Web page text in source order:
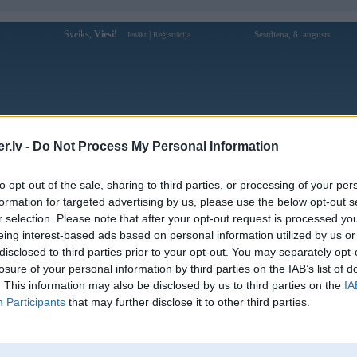
- Do Not Process My Personal Information
opt-out of the sale, sharing to third parties, or processing of your
for targeted advertising by us, please use the below opt-out
selection. Please note that after your opt-out request is processed
interest-based ads based on personal information utilized by us
to third parties prior to your opt-out. You may separately
of your personal information by third parties on the IAB’s list of
This information may also be disclosed by us to third parties on the
Participants that may further disclose it to other third parties.
Sveiks, Viesi! Ienākt Reģistrācija Sestdiena, 8. augusts
Forums Galerijas Reģistrācija Lietotāji
Lietotāja 88kbetworld profils
Lietotājvārds: 88kbetworld
Intereses:
8KBET la mot nen tang giai tri truc
tuyen da dang, cung cap nhung tro choi
the thao va giai tri chat
Ziņojumi forumā:
[Pēdējie ziņojumi forumā]